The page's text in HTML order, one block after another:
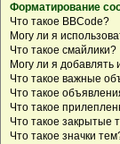
Форматирование
Что такое BBCode?
Могу ли я
Что такое смайлики?
Могу ли я
Что такое важные
Что такое
Что такое
Что такое закрытые
Что такое значки